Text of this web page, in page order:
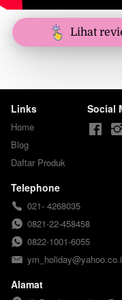
` Lihat
Links
Home
Blog
Daftar Produk
Social
Telephone
021- 4268035
0821-22-458458
0822-1001-6055
Alamat